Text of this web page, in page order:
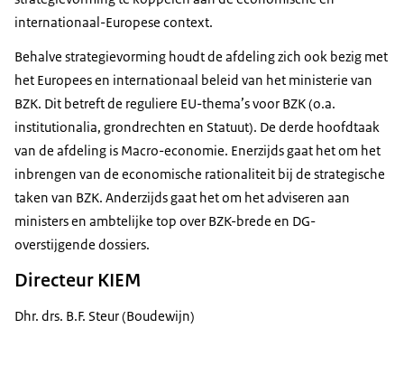
internationaal-Europese context.
Behalve strategievorming houdt de afdeling zich ook bezig met
het Europees en internationaal beleid van het ministerie van
BZK. Dit betreft de reguliere EU-thema’s voor BZK (o.a.
institutionalia, grondrechten en Statuut). De derde hoofdtaak
van de afdeling is Macro-economie. Enerzijds gaat het om het
inbrengen van de economische rationaliteit bij de strategische
taken van BZK. Anderzijds gaat het om het adviseren aan
ministers en ambtelijke top over BZK-brede en DG-
overstijgende dossiers.
Directeur KIEM
Dhr. drs. B.F. Steur (Boudewijn)